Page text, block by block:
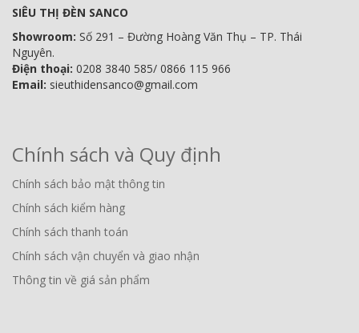
SIÊU THỊ ĐÈN SANCO
Showroom: Số 291 – Đường Hoàng Văn Thụ – TP. Thái
Nguyên.
Điện thoại: 0208 3840 585/ 0866 115 966
Email: sieuthidensanco@gmail.com
Chính sách và Quy định
Chính sách bảo mật thông tin
Chính sách kiểm hàng
Chính sách thanh toán
Chính sách vận chuyển và giao nhận
Thông tin về giá sản phẩm